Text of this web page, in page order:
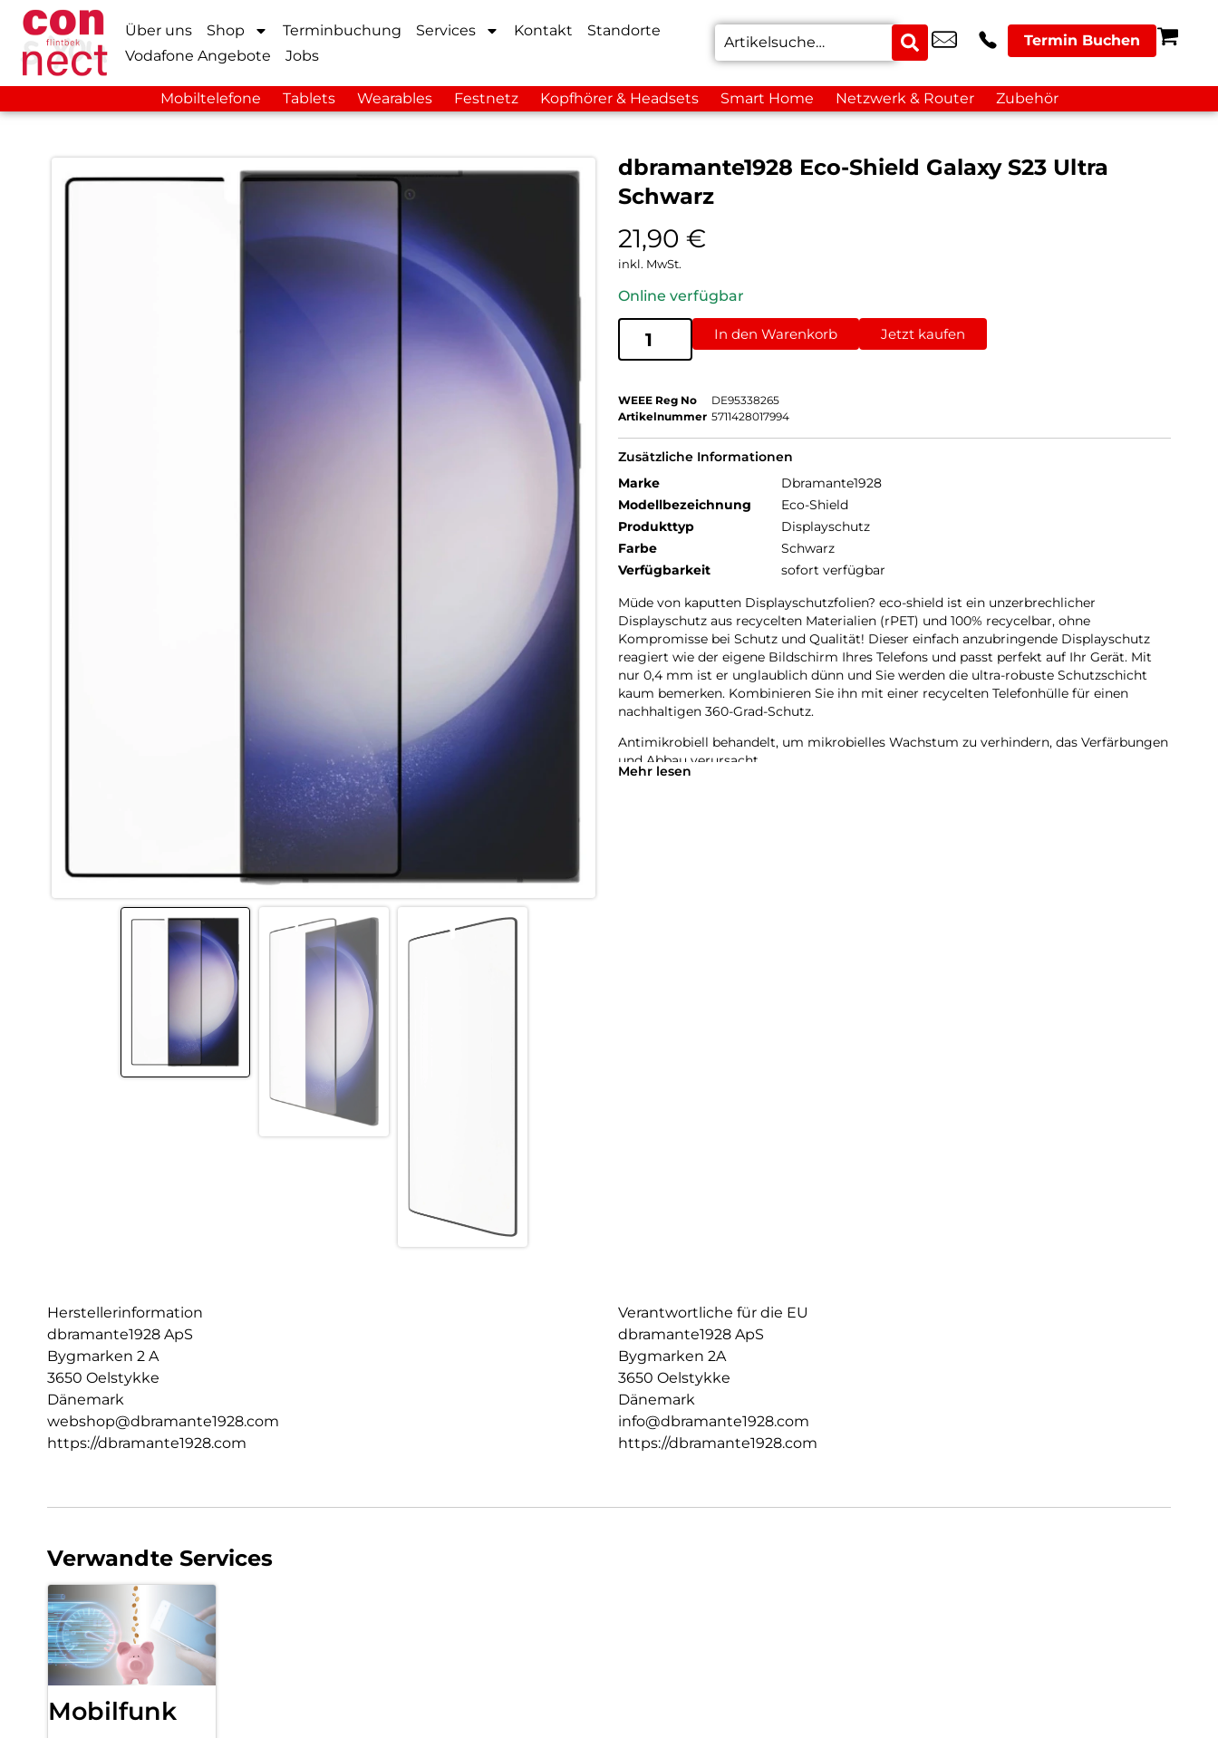
Über uns Shop Terminbuchung Services Kontakt
Standorte
Vodafone Angebote
Jobs
Termin Buchen
Mobiltelefone Tablets Wearables Festnetz Kopfhörer & Headsets Smart Home Netzwerk & Router Zubehör
dbramante1928 Eco-Shield Galaxy S23 Ultra
Schwarz
21,90 €
inkl. MwSt.
Online verfügbar
In den Warenkorb Jetzt kaufen
WEEE Reg No
DE95338265
Artikelnummer 5711428017994
Zusätzliche Informationen
Marke
Dbramante1928
Modellbezeichnung
Eco-Shield
Produkttyp
Displayschutz
Farbe
Schwarz
Verfügbarkeit
sofort verfügbar
Müde von kaputten Displayschutzfolien? eco-shield ist ein unzerbrechlicher
Displayschutz aus recycelten Materialien (rPET) und 100% recycelbar, ohne
Kompromisse bei Schutz und Qualität! Dieser einfach anzubringende Displayschutz
reagiert wie der eigene Bildschirm Ihres Telefons und passt perfekt auf Ihr Gerät. Mit
nur 0,4 mm ist er unglaublich dünn und Sie werden die ultra-robuste Schutzschicht
kaum bemerken. Kombinieren Sie ihn mit einer recycelten Telefonhülle für einen
nachhaltigen 360-Grad-Schutz.
Antimikrobiell behandelt, um mikrobielles Wachstum zu verhindern, das Verfärbungen
und Abbau verursacht.
Mehr lesen
Herstellerinformation
dbramante1928 ApS
Bygmarken 2 A
3650 Oelstykke
Dänemark
webshop@dbramante1928.com
https://dbramante1928.com
Verantwortliche für die EU
dbramante1928 ApS
Bygmarken 2A
3650 Oelstykke
Dänemark
info@dbramante1928.com
https://dbramante1928.com
Verwandte Services
Mobilfunk